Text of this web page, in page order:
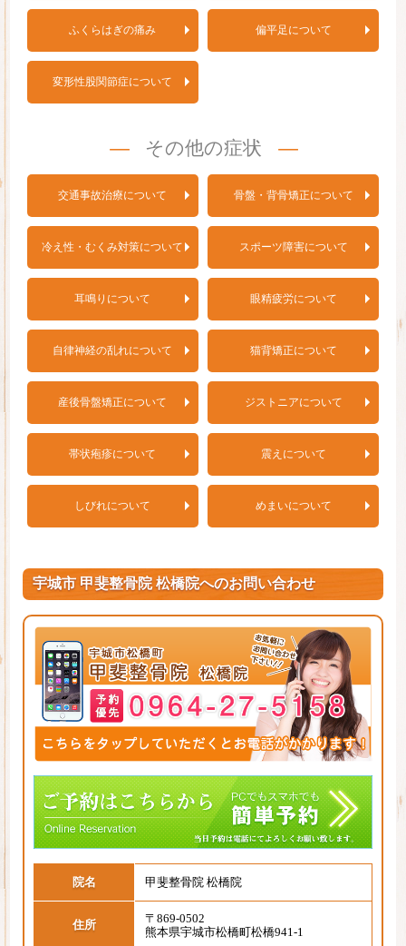
ふくらはぎの痛み 偏平足について
変形性股関節症について
その他の症状
交通事故治療について 骨盤・背骨矯正について
冷え性・むくみ対策について スポーツ障害について
耳鳴りについて 眼精疲労について
自律神経の乱れについて 猫背矯正について
産後骨盤矯正について ジストニアについて
帯状疱疹について 震えについて
しびれについて めまいについて
宇城市 甲斐整骨院 松橋院へのお問い合わせ
院名 甲斐整骨院 松橋院
住所
〒869-0502
熊本県宇城市松橋町松橋941-1